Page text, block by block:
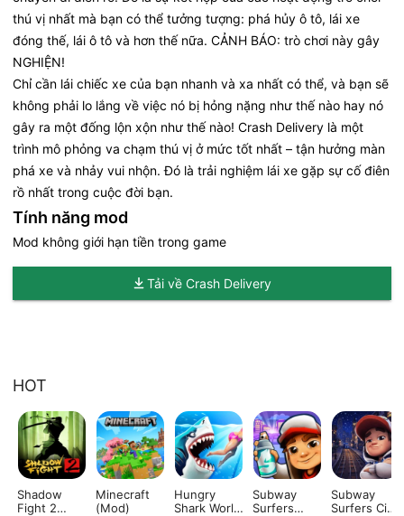
thú vị nhất mà bạn có thể tưởng tượng: phá hủy ô tô, lái xe
đóng thế, lái ô tô và hơn thế nữa. CẢNH BÁO: trò chơi này gây
NGHIỆN!
Chỉ cần lái chiếc xe của bạn nhanh và xa nhất có thể, và bạn sẽ
không phải lo lắng về việc nó bị hỏng nặng như thế nào hay nó
gây ra một đống lộn xộn như thế nào! Crash Delivery là một
trình mô phỏng va chạm thú vị ở mức tốt nhất – tận hưởng màn
phá xe và nhảy vui nhộn. Đó là trải nghiệm lái xe gặp sự cố điên
rồ nhất trong cuộc đời bạn.
Tính năng mod
Mod không giới hạn tiền trong game
Tải về Crash Delivery
HOT
Shadow
Fight 2
Minecraft
(Mod)
Hungry
Shark World
Subway
Surfers
Subway
Surfers City